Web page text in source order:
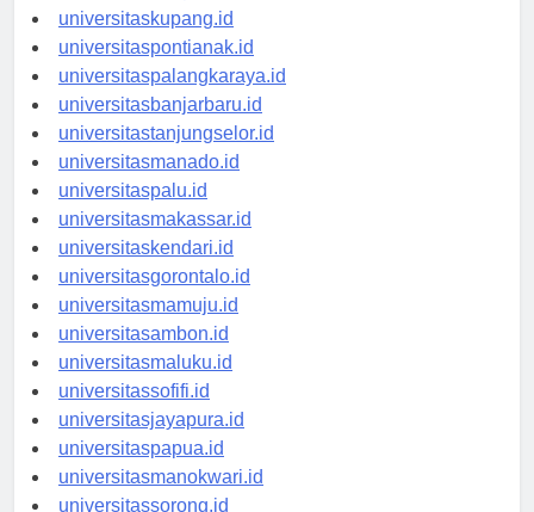
universitasdenpasar.id
universitaskupang.id
universitaspontianak.id
universitaspalangkaraya.id
universitasbanjarbaru.id
universitastanjungselor.id
universitasmanado.id
universitaspalu.id
universitasmakassar.id
universitaskendari.id
universitasgorontalo.id
universitasmamuju.id
universitasambon.id
universitasmaluku.id
universitassofifi.id
universitasjayapura.id
universitaspapua.id
universitasmanokwari.id